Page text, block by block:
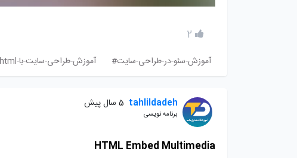
2
آموزش-سئو-در-طراحی-سایت#
آموزش-طراحی-سایت-با-html#
tahlildadeh 5 سال پیش
برنامه نویسی
HTML Embed Multimedia